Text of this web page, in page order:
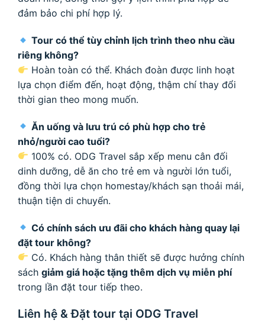
đảm bảo chi phí hợp lý.
Tour có thể tùy chỉnh lịch trình theo nhu cầu
riêng không?
Hoàn toàn có thể. Khách đoàn được linh hoạt
lựa chọn điểm đến, hoạt động, thậm chí thay đổi
thời gian theo mong muốn.
Ăn uống và lưu trú có phù hợp cho trẻ
nhỏ/người cao tuổi?
100% có. ODG Travel sắp xếp menu cân đối
dinh dưỡng, dễ ăn cho trẻ em và người lớn tuổi,
đồng thời lựa chọn homestay/khách sạn thoải mái,
thuận tiện di chuyển.
Có chính sách ưu đãi cho khách hàng quay lại
đặt tour không?
Có. Khách hàng thân thiết sẽ được hưởng chính
sách giảm giá hoặc tặng thêm dịch vụ miễn phí
trong lần đặt tour tiếp theo.
Liên hệ & Đặt tour tại ODG Travel